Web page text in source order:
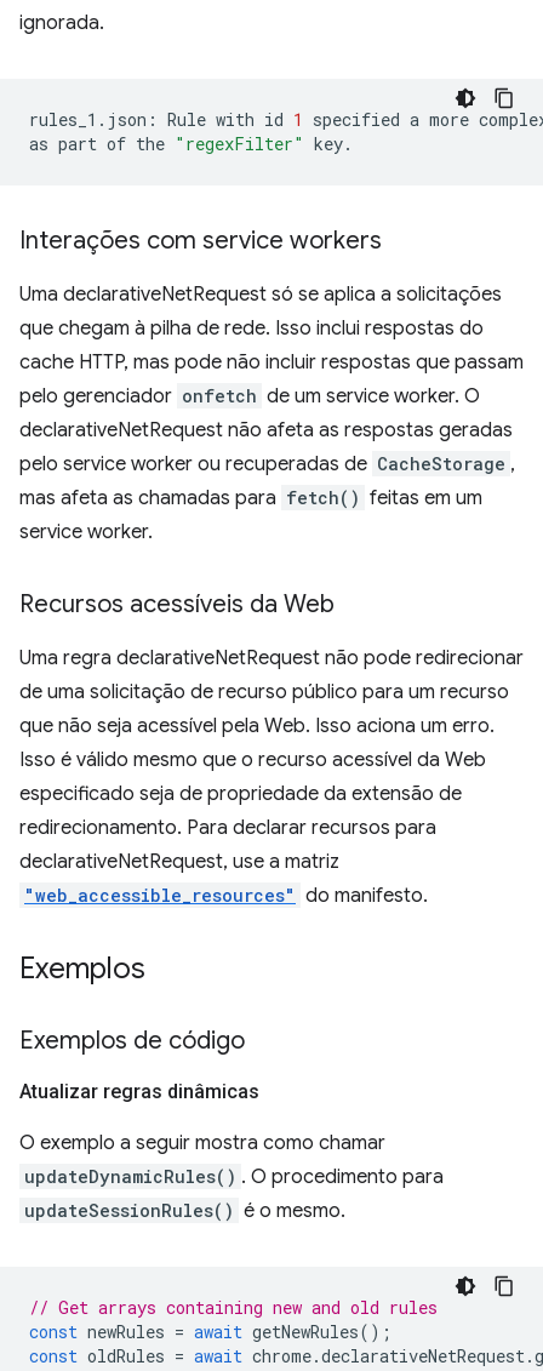
ignorada.
rules_1.json: Rule with id 1 specified a more
as part of the "regexFilter"
Interações com service workers
Uma declarativeNetRequest só se aplica a solicitações
que chegam à pilha de rede. Isso inclui respostas do
cache HTTP, mas pode não incluir respostas que passam
pelo gerenciador onfetch de um service worker. O
declarativeNetRequest não afeta as respostas geradas
pelo service worker ou recuperadas de CacheStorage ,
mas afeta as chamadas para fetch() feitas em um
service worker.
Recursos acessíveis da Web
Uma regra declarativeNetRequest não pode redirecionar
de uma solicitação de recurso público para um recurso
que não seja acessível pela Web. Isso aciona um erro.
Isso é válido mesmo que o recurso acessível da Web
especificado seja de propriedade da extensão de
redirecionamento. Para declarar recursos para
declarativeNetRequest, use a matriz
"web_accessible_resources" do manifesto.
Exemplos
Exemplos de código
Atualizar regras dinâmicas
O exemplo a seguir mostra como chamar
updateDynamicRules() . O procedimento para
updateSessionRules() é o mesmo.
// Get arrays containing new and old rules
const newRules = await getNewRules();
const oldRules = await chrome.declarativeNetRequest.